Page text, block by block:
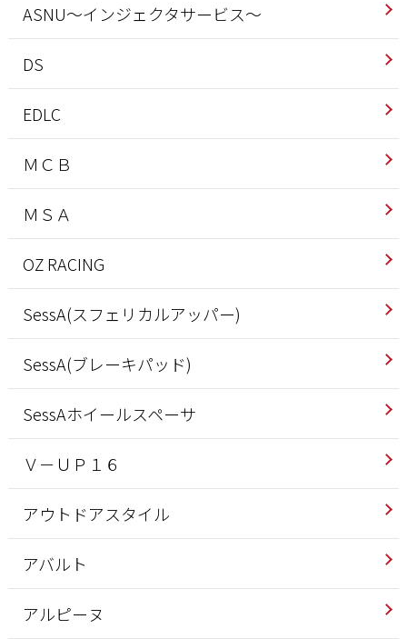
ASNU～インジェクタサービス～
DS
EDLC
ＭＣＢ
ＭＳＡ
OZ RACING
SessA(スフェリカルアッパー)
SessA(ブレーキパッド)
SessAホイールスペーサ
Ｖ－ＵＰ１６
アウトドアスタイル
アバルト
アルピーヌ